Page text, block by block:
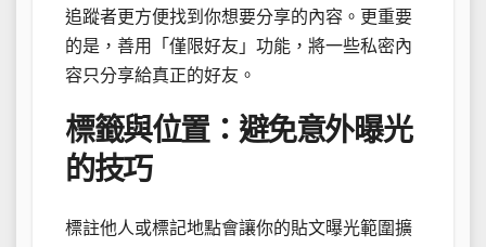
追蹤者更方便找到你想要分享的內容。更重要
的是，善用「僅限好友」功能，將一些私密內
容只分享給真正的好友。
標籤與位置：避免意外曝光
的技巧
標註他人或標記地點會讓你的貼文曝光範圍擴